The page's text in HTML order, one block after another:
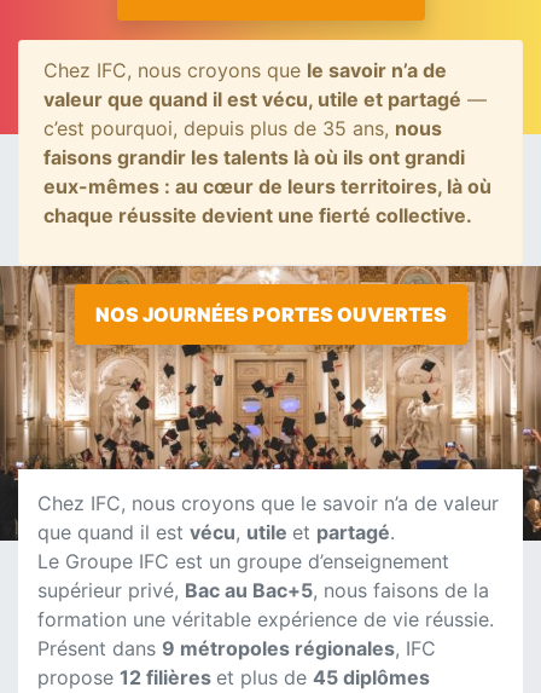
Chez IFC, nous croyons que le savoir n’a de
valeur que quand il est vécu, utile et partagé —
c’est pourquoi, depuis plus de 35 ans, nous
faisons grandir les talents là où ils ont grandi
eux-mêmes : au cœur de leurs territoires, là où
chaque réussite devient une fierté collective.
NOS JOURNÉES PORTES OUVERTES
Chez IFC, nous croyons que le savoir n’a de valeur
que quand il est vécu, utile et partagé.
Le Groupe IFC est un groupe d’enseignement
supérieur privé, Bac au Bac+5, nous faisons de la
formation une véritable expérience de vie réussie.
Présent dans 9 métropoles régionales, IFC
propose 12 filières et plus de 45 diplômes